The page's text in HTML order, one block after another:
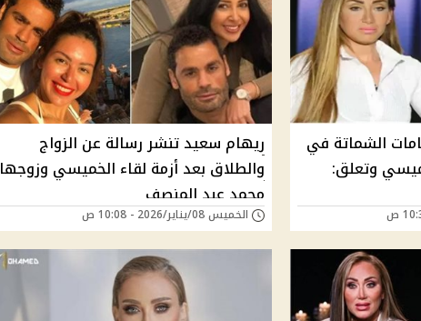
الشماتة في
وتعلق:
ريهام سعيد تنشر رسالة عن الزواج
والطلاق بعد أزمة لقاء الخميسي وزوجها
محمد عبد المنصف
الخميس 08/يناير/2026 - 10:08 ص